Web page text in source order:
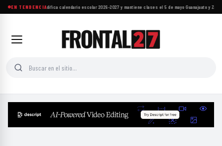
EN TENDENCIA
Aguascalientes modifica calendario escolar 2026-2027 y mantiene clases el 5 de mayo·Guanajuato y